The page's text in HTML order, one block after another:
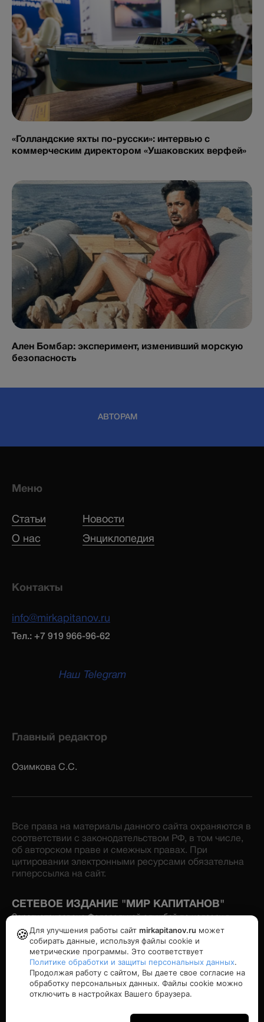
«Голландские яхты по-русски»: интервью с
коммерческим директором «Ушаковских верфей»
Ален Бомбар: эксперимент, изменивший морскую
безопасность
АВТОРАМ
Меню
Статьи
Новости
О нас
Энциклопедия
Контакты
info@mirkapitanov.ru
Тел.: +7 919 966-96-62
Наш Telegram
Главный редактор
Озимкова С.С.
Все права на материалы данного сайта охраняются в
соответствии с законодательством РФ, в том числе,
об авторском праве и смежных правах. При
цитировании электронными ресурсами обязательна
гиперссылка на сайт.
СЕТЕВОЕ ИЗДАНИЕ "МИР КАПИТАНОВ"
Зарегистрировано Федеральной службой по надзору в
сфере связи, информационных технологий и массовых
коммуникаций. Номер свидетельства: серия Эл № ФС77-
86870 от 16 февраля 2024 г. Учредитель: Озимков А.И.
Политика конфиденциальности
🍪 Для улучшения работы сайт mirkapitanov.ru может
собирать данные, используя файлы cookie и
метрические программы. Это соответствует
Политике обработки и защиты персональных данных.
Продолжая работу с сайтом, Вы даете свое согласие на
обработку персональных данных. Файлы cookie можно
отключить в настройках Вашего браузера.